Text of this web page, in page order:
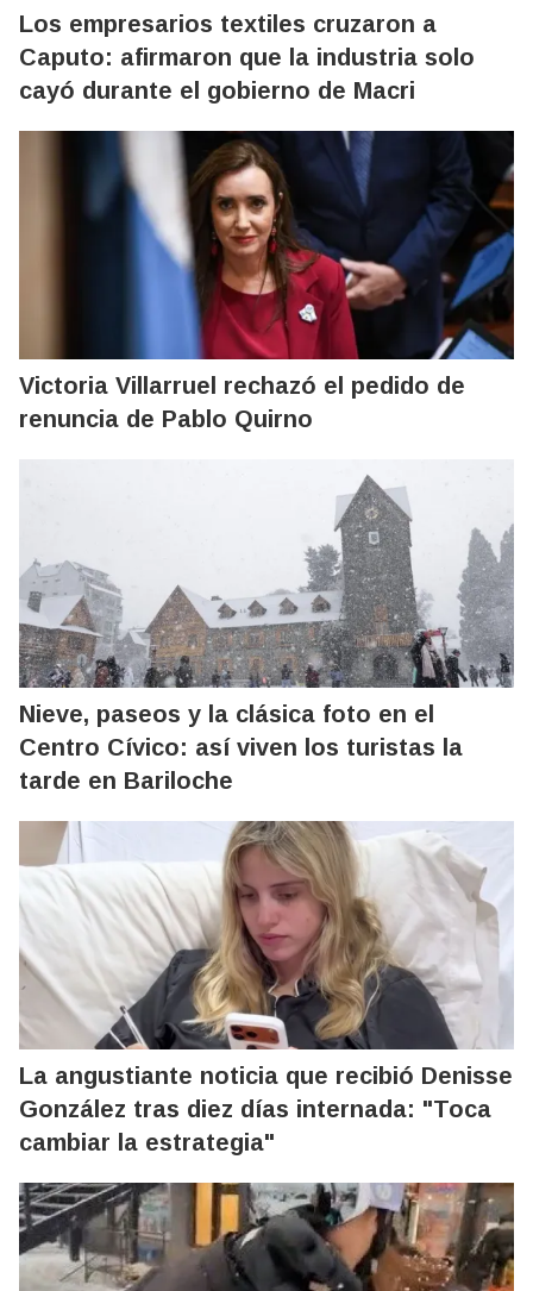
Los empresarios textiles cruzaron a
Caputo: afirmaron que la industria solo
cayó durante el gobierno de Macri
Victoria Villarruel rechazó el pedido de
renuncia de Pablo Quirno
Nieve, paseos y la clásica foto en el
Centro Cívico: así viven los turistas la
tarde en Bariloche
La angustiante noticia que recibió Denisse
González tras diez días internada: "Toca
cambiar la estrategia"